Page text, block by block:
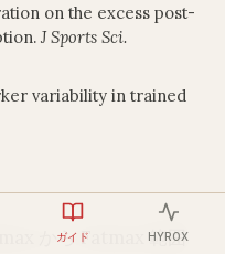
on the excess post-
J Sports Sci.
variability in trained
から Fatmax 範囲
ガイド HYROX